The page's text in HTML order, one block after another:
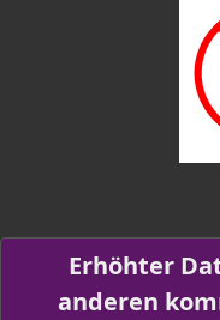
Erhöhter
anderen